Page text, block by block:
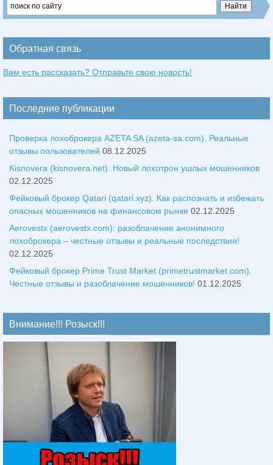
Обратная связь
Вам есть рассказать? Отправьте свою новость!
Последние публикации
Проверка лохоброкера AZETA SA (azeta-sa.com). Реальные
отзывы пользователей 08.12.2025
Kisnovera (kisnovera.net). Новый лохотрон ушлых мошенников
02.12.2025
Фейковый брокер Qatari (qatari.xyz). Как распознать и избежать
опасных мошенников на финансовом рынке 02.12.2025
Aerovestx (aerovestx.com): разоблачение анонимного
лохоброкера – честные отзывы и реальные последствия!
02.12.2025
Фейковый брокер Prime Trust Market (primetrustmarket.com).
Честные отзывы и разоблачение мошенников! 01.12.2025
Внимание!!! Розыск!!!